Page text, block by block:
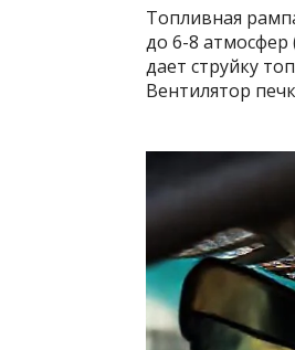
Топливная
до 6-8 атмосфер
дает струйку
Вентилятор